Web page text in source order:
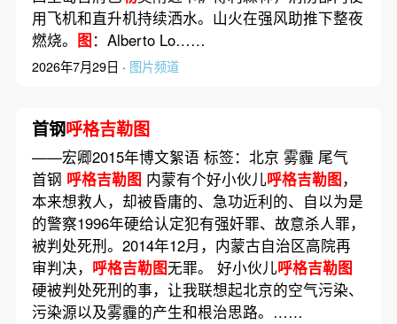
用飞机和直升机持续洒水。山火在强风助推下整夜
燃烧。 图：Alberto Lo……
2026年7月29日 · 图片频道
首钢呼格吉勒图
——宏卿2015年博文絮语 标签：北京 雾霾 尾气
首钢 呼格吉勒图 内蒙有个好小伙儿呼格吉勒图，
本来想救人，却被昏庸的、急功近利的、自以为是
的警察1996年硬给认定犯有强奸罪、故意杀人罪，
被判处死刑。2014年12月，内蒙古自治区高院再
审判决， 呼格吉勒图无罪。 好小伙儿呼格吉勒图
硬被判处死刑的事，让我联想起北京的空气污染、
污染源以及雾霾的产生和根治思路。……